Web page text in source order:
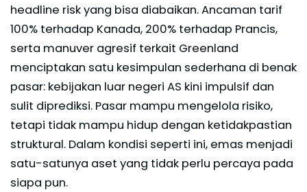
headline risk yang bisa diabaikan. Ancaman tarif
100% terhadap Kanada, 200% terhadap Prancis,
serta manuver agresif terkait Greenland
menciptakan satu kesimpulan sederhana di benak
pasar: kebijakan luar negeri AS kini impulsif dan
sulit diprediksi. Pasar mampu mengelola risiko,
tetapi tidak mampu hidup dengan ketidakpastian
struktural. Dalam kondisi seperti ini, emas menjadi
satu-satunya aset yang tidak perlu percaya pada
siapa pun.